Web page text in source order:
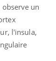
un
l'insula,